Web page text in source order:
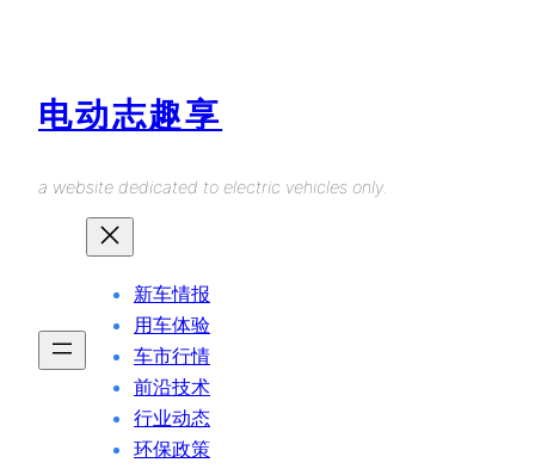
电动志趣享
a website dedicated to electric vehicles only.
新车情报
用车体验
车市行情
前沿技术
行业动态
环保政策